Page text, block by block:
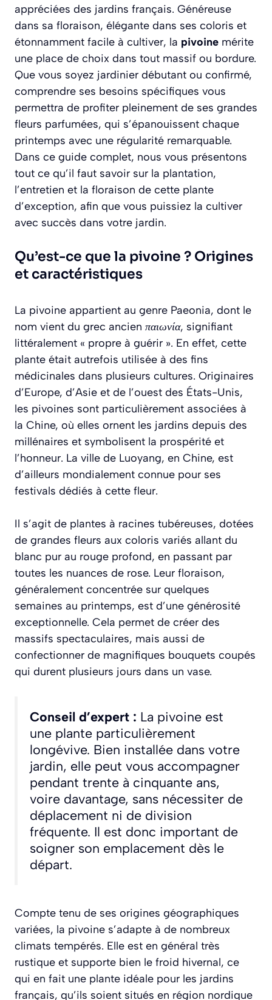
appréciées des jardins français. Généreuse
dans sa floraison, élégante dans ses coloris et
étonnamment facile à cultiver, la pivoine mérite
une place de choix dans tout massif ou bordure.
Que vous soyez jardinier débutant ou confirmé,
comprendre ses besoins spécifiques vous
permettra de profiter pleinement de ses grandes
fleurs parfumées, qui s’épanouissent chaque
printemps avec une régularité remarquable.
Dans ce guide complet, nous vous présentons
tout ce qu’il faut savoir sur la plantation,
l’entretien et la floraison de cette plante
d’exception, afin que vous puissiez la cultiver
avec succès dans votre jardin.
Qu’est-ce que la pivoine ? Origines
et caractéristiques
La pivoine appartient au genre Paeonia, dont le
nom vient du grec ancien παιωνία, signifiant
littéralement « propre à guérir ». En effet, cette
plante était autrefois utilisée à des fins
médicinales dans plusieurs cultures. Originaires
d’Europe, d’Asie et de l’ouest des États-Unis,
les pivoines sont particulièrement associées à
la Chine, où elles ornent les jardins depuis des
millénaires et symbolisent la prospérité et
l’honneur. La ville de Luoyang, en Chine, est
d’ailleurs mondialement connue pour ses
festivals dédiés à cette fleur.
Il s’agit de plantes à racines tubéreuses, dotées
de grandes fleurs aux coloris variés allant du
blanc pur au rouge profond, en passant par
toutes les nuances de rose. Leur floraison,
généralement concentrée sur quelques
semaines au printemps, est d’une générosité
exceptionnelle. Cela permet de créer des
massifs spectaculaires, mais aussi de
confectionner de magnifiques bouquets coupés
qui durent plusieurs jours dans un vase.
Conseil d’expert : La pivoine est
une plante particulièrement
longévive. Bien installée dans votre
jardin, elle peut vous accompagner
pendant trente à cinquante ans,
voire davantage, sans nécessiter de
déplacement ni de division
fréquente. Il est donc important de
soigner son emplacement dès le
départ.
Compte tenu de ses origines géographiques
variées, la pivoine s’adapte à de nombreux
climats tempérés. Elle est en général très
rustique et supporte bien le froid hivernal, ce
qui en fait une plante idéale pour les jardins
français, qu’ils soient situés en région nordique